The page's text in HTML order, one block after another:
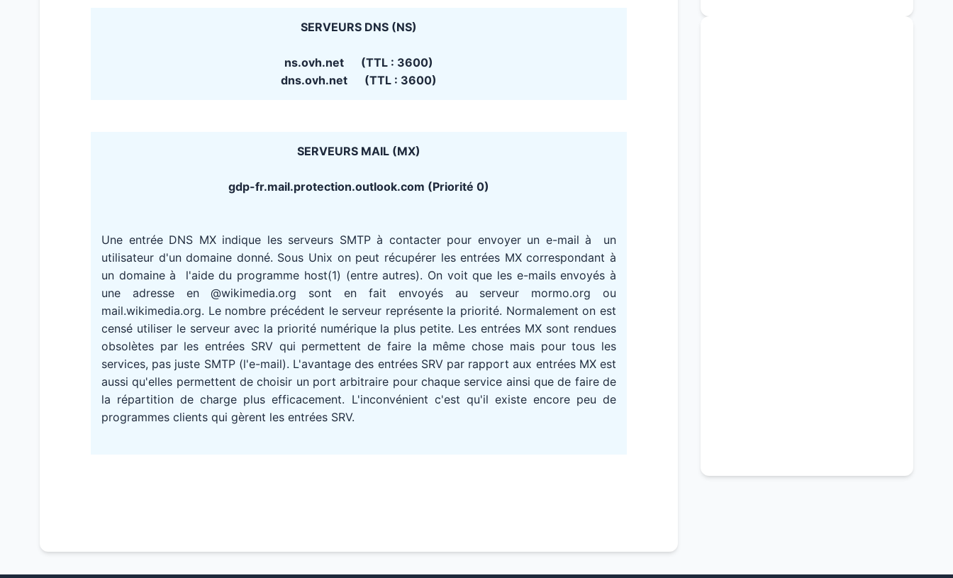
SERVEURS DNS (NS)
ns.ovh.net (TTL : 3600)
dns.ovh.net (TTL : 3600)
SERVEURS MAIL (MX)
gdp-fr.mail.protection.outlook.com (Priorité 0)
Une entrée DNS MX indique les serveurs SMTP à contacter pour envoyer un e-mail à un
utilisateur d'un domaine donné. Sous Unix on peut récupérer les entrées MX correspondant à
un domaine à l'aide du programme host(1) (entre autres). On voit que les e-mails envoyés à
une adresse en @wikimedia.org sont en fait envoyés au serveur mormo.org ou
mail.wikimedia.org. Le nombre précédent le serveur représente la priorité. Normalement on est
censé utiliser le serveur avec la priorité numérique la plus petite. Les entrées MX sont rendues
obsolètes par les entrées SRV qui permettent de faire la même chose mais pour tous les
services, pas juste SMTP (l'e-mail). L'avantage des entrées SRV par rapport aux entrées MX est
aussi qu'elles permettent de choisir un port arbitraire pour chaque service ainsi que de faire de
la répartition de charge plus efficacement. L'inconvénient c'est qu'il existe encore peu de
programmes clients qui gèrent les entrées SRV.